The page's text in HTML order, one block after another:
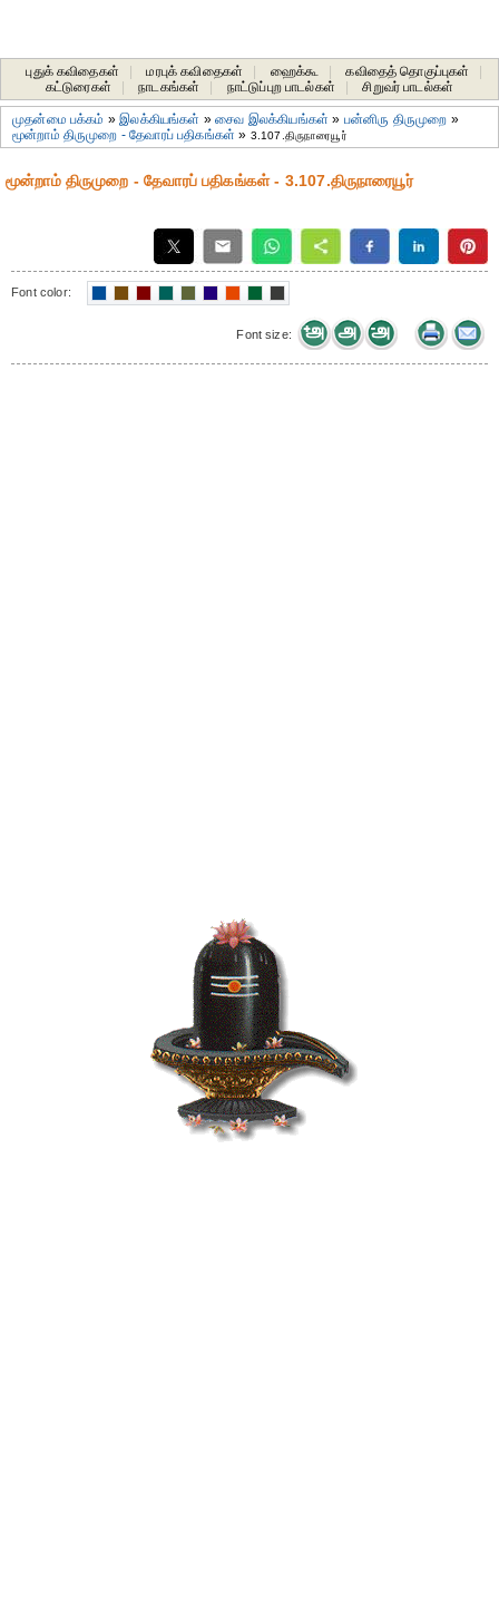
புதுக் கவிதைகள் மரபுக் கவிதைகள் ஹைக்கூ கவிதைத் தொகுப்புகள்
கட்டுரைகள்
நாடகங்கள் நாட்டுப்புற பாடல்கள் சிறுவர் பாடல்கள்
முதன்மை பக்கம் »இலக்கியங்கள் »சைவ இலக்கியங்கள் » பன்னிரு திருமுறை »
மூன்றாம் திருமுறை - தேவாரப் பதிகங்கள் » 3.107.திருநாரையூர்
மூன்றாம் திருமுறை - தேவாரப் பதிகங்கள் - 3.107.திருநாரையூர்
Font color:
Font size: